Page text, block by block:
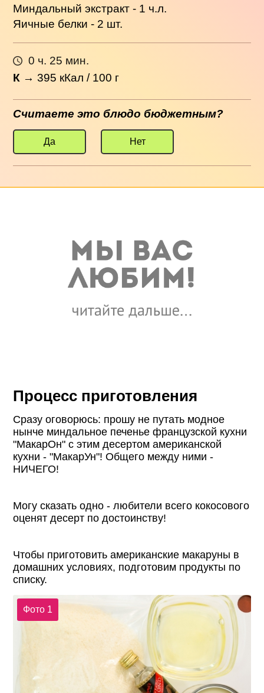
Миндальный экстракт - 1 ч.л.
Яичные белки - 2 шт.
0 ч. 25 мин.
К →395 кКал / 100 г
Считаете это блюдо бюджетным?
Да Нет
Процесс приготовления
Сразу оговорюсь: прошу не путать модное
нынче миндальное печенье французской кухни
"МакарОн" с этим десертом американской
кухни - "МакарУн"! Общего между ними -
НИЧЕГО!
Могу сказать одно - любители всего кокосового
оценят десерт по достоинству!
Чтобы приготовить американские макаруны в
домашних условиях, подготовим продукты по
списку.
Фото 1